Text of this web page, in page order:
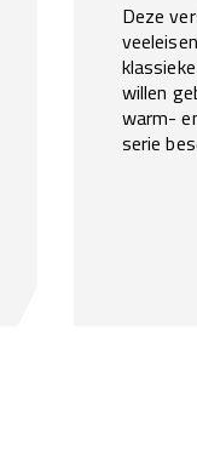
Deze
willen
warm-
serie